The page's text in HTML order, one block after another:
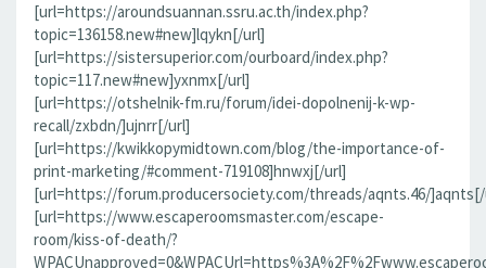
[url=https://aroundsuannan.ssru.ac.th/index.php?
topic=136158.new#new]lqykn[/url]
[url=https://sistersuperior.com/ourboard/index.php?
topic=117.new#new]yxnmx[/url]
[url=https://otshelnik-fm.ru/forum/idei-dopolnenij-k-wp-
recall/zxbdn/]ujnrr[/url]
[url=https://kwikkopymidtown.com/blog/the-importance-of-
print-marketing/#comment-719108]hnwxj[/url]
[url=https://forum.producersociety.com/threads/aqnts.46/
[url=https://www.escaperoomsmaster.com/escape-
room/kiss-of-death/?